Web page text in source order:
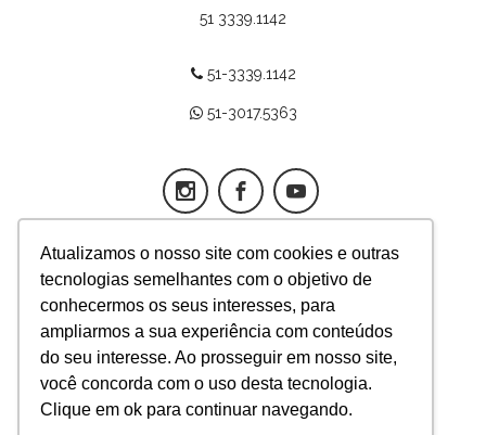
Atualizamos o nosso site com cookies e outras
tecnologias semelhantes com o objetivo de
conhecermos os seus interesses, para
ampliarmos a sua experiência com conteúdos
do seu interesse. Ao prosseguir em nosso site,
você concorda com o uso desta tecnologia.
Clique em ok para continuar navegando.
51 3339.1142
51-3339.1142
51-3017.5363
App Fertilitat
Responsável técnica médica
Mariangela Badalotti,
diretora – CRM-RS 12757